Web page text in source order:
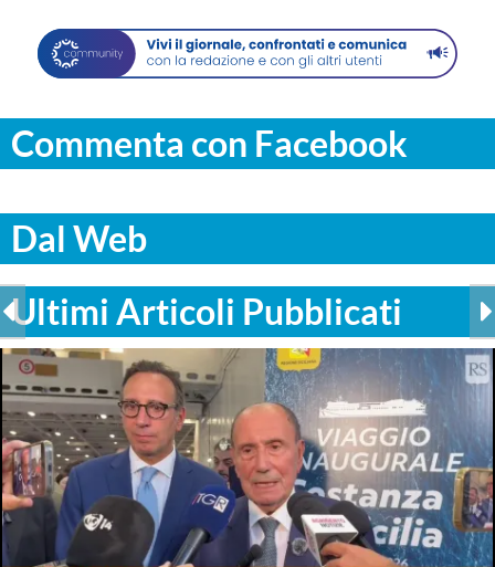
Commenta con Facebook
Dal Web
Ultimi Articoli Pubblicati